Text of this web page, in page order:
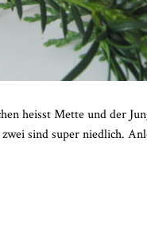
heisst Mette und der
sind super niedlich.